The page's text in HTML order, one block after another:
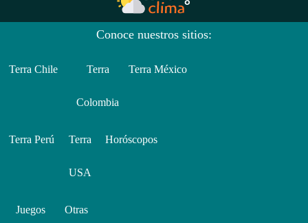
Conoce nuestros sitios:
Terra Chile Terra
Colombia
Terra México
Terra Perú Terra
USA
Horóscopos
Juegos Otras